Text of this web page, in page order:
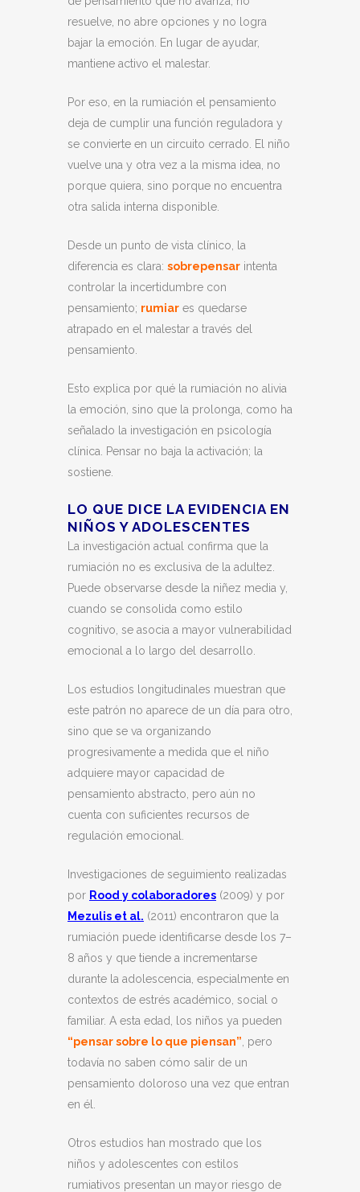
resuelve, no abre opciones y no logra
bajar la emoción. En lugar de ayudar,
mantiene activo el malestar.
Por eso, en la rumiación el pensamiento
deja de cumplir una función reguladora y
se convierte en un circuito cerrado. El niño
vuelve una y otra vez a la misma idea, no
porque quiera, sino porque no encuentra
otra salida interna disponible.
Desde un punto de vista clínico, la
diferencia es clara: sobrepensar intenta
controlar la incertidumbre con
pensamiento; rumiar es quedarse
atrapado en el malestar a través del
pensamiento.
Esto explica por qué la rumiación no alivia
la emoción, sino que la prolonga, como ha
señalado la investigación en psicología
clínica. Pensar no baja la activación; la
sostiene.
LO QUE DICE LA EVIDENCIA EN
NIÑOS Y ADOLESCENTES
La investigación actual confirma que la
rumiación no es exclusiva de la adultez.
Puede observarse desde la niñez media y,
cuando se consolida como estilo
cognitivo, se asocia a mayor vulnerabilidad
emocional a lo largo del desarrollo.
Los estudios longitudinales muestran que
este patrón no aparece de un día para otro,
sino que se va organizando
progresivamente a medida que el niño
adquiere mayor capacidad de
pensamiento abstracto, pero aún no
cuenta con suficientes recursos de
regulación emocional.
Investigaciones de seguimiento realizadas
por Rood y colaboradores (2009) y por
Mezulis et al. (2011) encontraron que la
rumiación puede identificarse desde los 7–
8 años y que tiende a incrementarse
durante la adolescencia, especialmente en
contextos de estrés académico, social o
familiar. A esta edad, los niños ya pueden
“pensar sobre lo que piensan” , pero
todavía no saben cómo salir de un
pensamiento doloroso una vez que entran
en él.
Otros estudios han mostrado que los
niños y adolescentes con estilos
rumiativos presentan un mayor riesgo de